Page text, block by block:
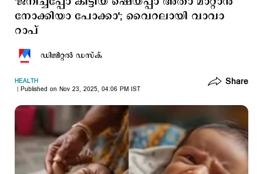
നോക്കിയാ പോക്കാ'; വൈറലായി വാവാ
റാപ്
ഡിജിറ്റല്‍ ഡസ്ക്
HEALTH
Published on Nov 23, 2025, 04:06 PM IST
Share